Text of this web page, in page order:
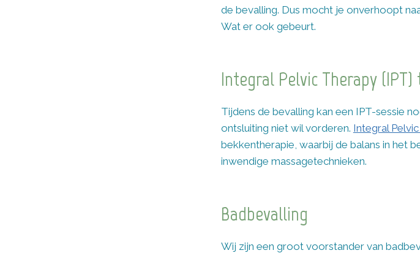
de bevalling. Dus mocht je onverhoopt
Wat er ook gebeurt.
Integral Pelvic Therapy
Tijdens de bevalling kan een IPT-sessie
ontsluiting niet wil vorderen. Integral
bekkentherapie, waarbij de balans in het
inwendige massagetechnieken.
Badbevalling
Wij zijn een groot voorstander van